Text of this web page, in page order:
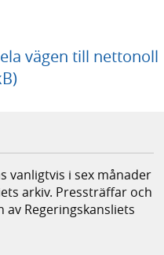
vägen till nettonoll
vanligtvis i sex månader
arkiv. Pressträffar och
Regeringskansliets